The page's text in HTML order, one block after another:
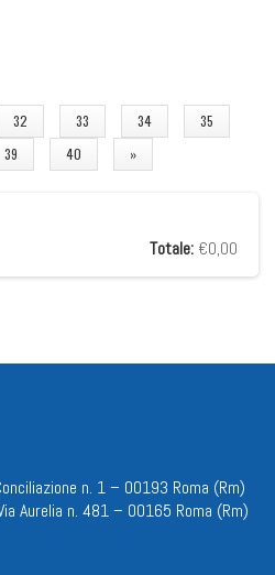
32 33 34
35
39 40 »
Totale: €0,00
n. 1 – 00193 Roma (Rm)
Aurelia n. 481 – 00165 Roma (Rm)